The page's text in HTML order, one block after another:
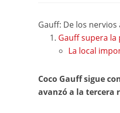
Gauff: De los
Gauff supera la
La local
Coco Gauff sigue
avanzó a la tercera